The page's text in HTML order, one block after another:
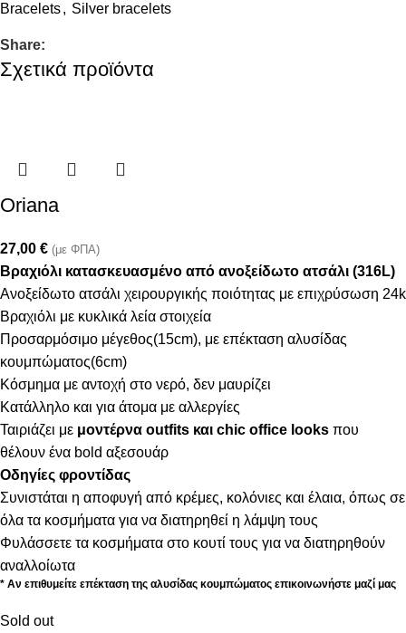
Bracelets, Silver bracelets
Share:
Σχετικά προϊόντα
Oriana
27,00 € (με ΦΠΑ)
Βραχιόλι κατασκευασμένο από ανοξείδωτο ατσάλι (316L)
Ανοξείδωτο ατσάλι χειρουργικής ποιότητας με επιχρύσωση 24k
Βραχιόλι με κυκλικά λεία στοιχεία
Προσαρμόσιμο μέγεθος(15cm), με επέκταση αλυσίδας
κουμπώματος(6cm)
Κόσμημα με αντοχή στο νερό, δεν μαυρίζει
Κατάλληλο και για άτομα με αλλεργίες
Ταιριάζει με μοντέρνα outfits και chic office looks που
θέλουν ένα bold αξεσουάρ
Οδηγίες φροντίδας
Συνιστάται η αποφυγή από κρέμες, κολόνιες και έλαια, όπως σε
όλα τα κοσμήματα για να διατηρηθεί η λάμψη τους
Φυλάσσετε τα κοσμήματα στο κουτί τους για να διατηρηθούν
αναλλοίωτα
* Αν επιθυμείτε επέκταση της αλυσίδας κουμπώματος επικοινωνήστε μαζί μας
Sold out